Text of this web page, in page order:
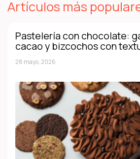
Artículos más
Pastelería con chocolate:
cacao y bizcochos con
28 mayo, 2026